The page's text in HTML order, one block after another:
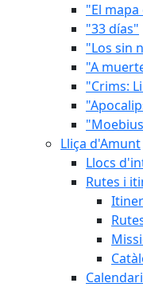
"El
"33 días"
"Los sin
"A
"Crims:
Lliça d'Amunt
Llocs
Rutes i